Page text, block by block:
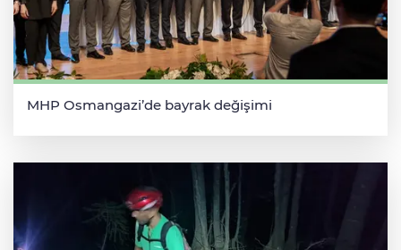
MHP Osmangazi’de bayrak değişimi